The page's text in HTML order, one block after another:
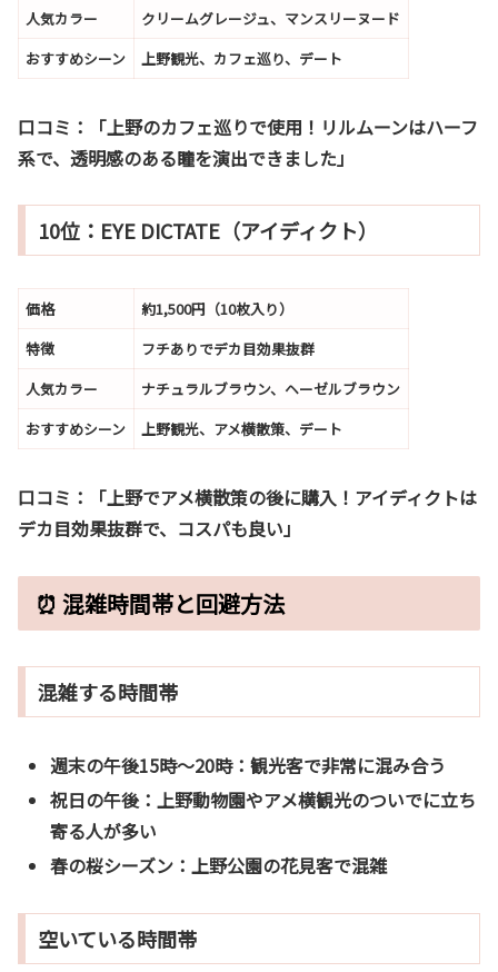
人気カラー
クリームグレージュ、マンスリーヌード
おすすめシーン
上野観光、カフェ巡り、デート
口コミ：
「上野のカフェ巡りで使用！リルムーンはハーフ
系で、透明感のある瞳を演出できました」
10位：EYE DICTATE（アイディクト）
価格
約1,500円（10枚入り）
特徴
フチありでデカ目効果抜群
人気カラー
ナチュラルブラウン、ヘーゼルブラウン
おすすめシーン
上野観光、アメ横散策、デート
口コミ：
「上野でアメ横散策の後に購入！アイディクトは
デカ目効果抜群で、コスパも良い」
⏰ 混雑時間帯と回避方法
混雑する時間帯
週末の午後15時〜20時：観光客で非常に混み合う
祝日の午後：上野動物園やアメ横観光のついでに立ち
寄る人が多い
春の桜シーズン ：上野公園の花見客で混雑
空いている時間帯